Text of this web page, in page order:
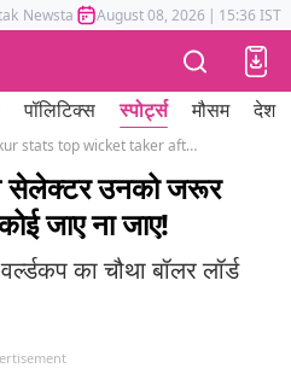
Newstak Mumbai Tak Astrotak
August 08, 2026 | 15:36 IST
पॉलिटिक्स स्पोर्ट्स मौसम देश
Shardul thakur stats top wicket taker after wc 2019 could be fourth bowler for World cup 2023
सेलेक्टर उनको जरूर
जाए ना जाए!
का चौथा बॉलर लॉर्ड